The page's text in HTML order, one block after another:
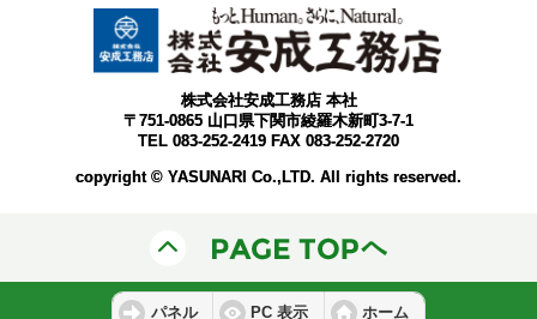
株式会社安成工務店 本社
〒751-0865 山口県下関市綾羅木新町3-7-1
TEL 083-252-2419 FAX 083-252-2720
copyright © YASUNARI Co.,LTD. All rights reserved.
パネル PC 表示 ホーム